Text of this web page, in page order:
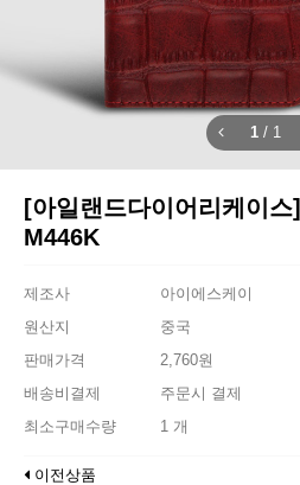
1 / 1
[아일랜드다이어리케이
M446K
제조사
아이에스케이
원산지
중국
판매가격
2,760원
배송비결제
주문시 결제
최소구매수량
1 개
이전상품